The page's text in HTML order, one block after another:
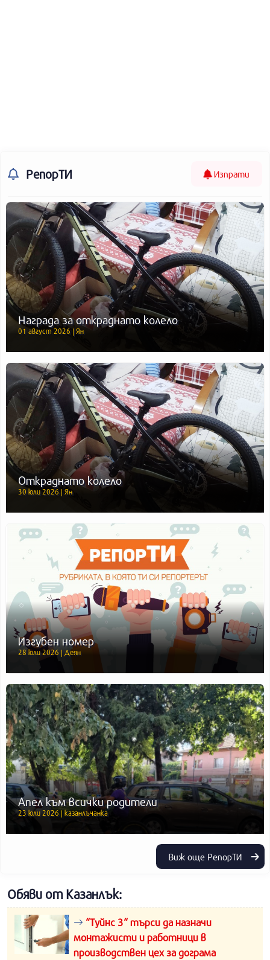
РепорТИ Изпрати
Награда за откраднато колело
01 август 2026 | Ян
Откраднато колело
30 юли 2026 | Ян
Изгубен номер
28 юли 2026 | Деян
Апел към всички родители
23 юли 2026 | казанлъчанка
Виж още РепорТИ
Обяви от Казанлък:
“Туйнс 3“ търси да назначи
монтажисти и работници в
производствен цех за дограма